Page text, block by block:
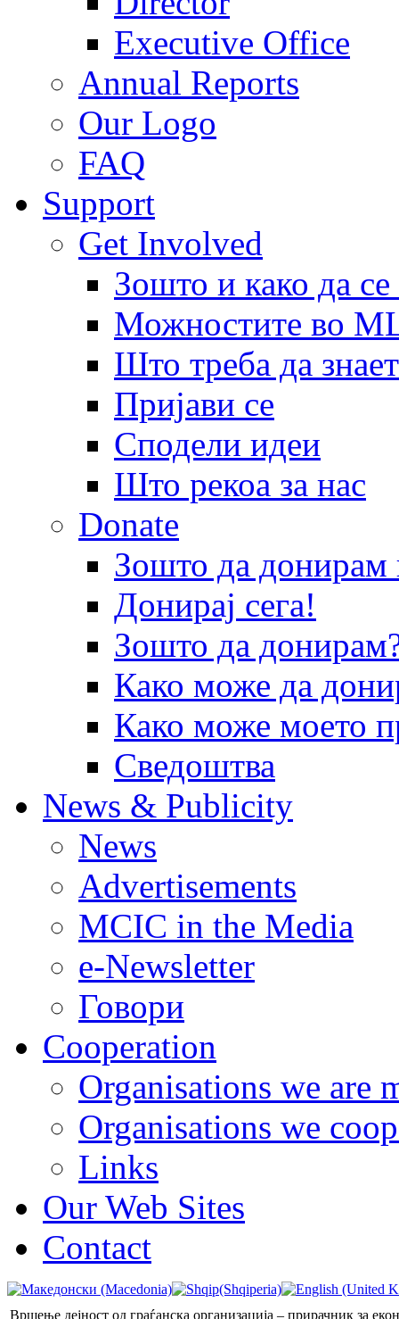
Executive Office
Annual Reports
Our Logo
FAQ
Support
Get Involved
Зошто и како да
Можностите во
Што треба да
Пријави се
Сподели идеи
Што рекоа за нас
Donate
Зошто да
Донирај сега!
Зошто да
Како може да
Како може моето
Сведоштва
News & Publicity
News
Advertisements
MCIC in the Media
e-Newsletter
Говори
Cooperation
Organisations we are
Organisations we
Links
Our Web Sites
Contact
Вршење дејност од граѓанска организација – прирачник за